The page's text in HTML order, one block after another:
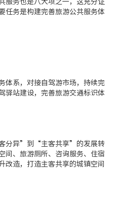
服务也是八大项之一，这充分证
任务是构建完善旅游公共服务体
体系，对接自驾游市场，持续完
驿站建设，完善旅游交通标识体
分异”到“主客共享”的发展转
间、旅游厕所、咨询服务、住宿
改造，打造主客共享的城镇空间